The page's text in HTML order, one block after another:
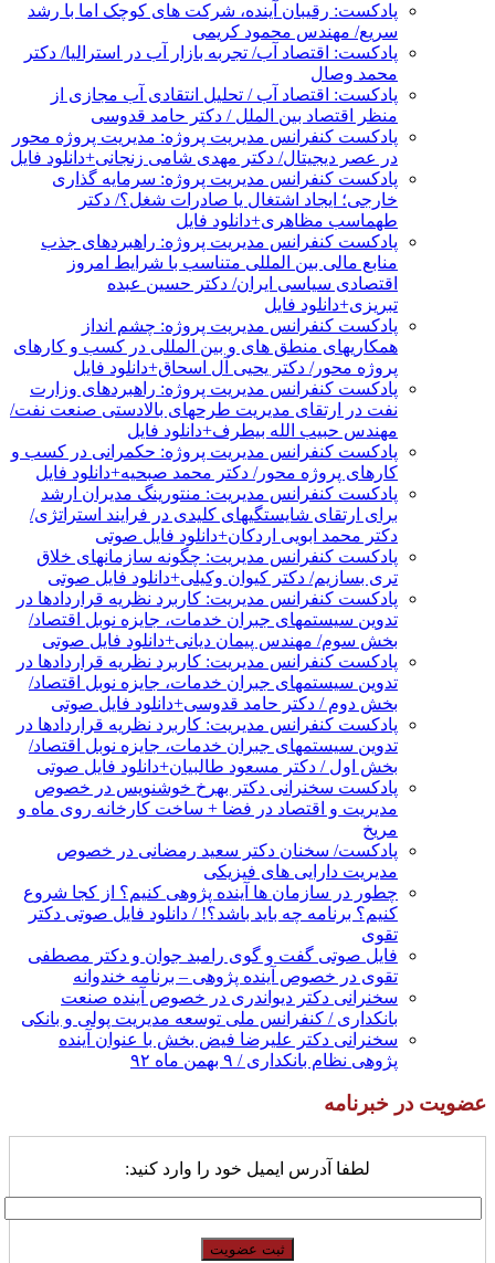
پادکست: رقیبان آینده، شرکت های کوچک اما با رشد
سریع/ مهندس محمود کریمی
پادکست: اقتصاد آب/ تجربه بازار آب در استرالیا/ دکتر
محمد وصال
پادکست: اقتصاد آب / تحلیل انتقادی آب مجازی از
منظر اقتصاد بین الملل / دکتر حامد قدوسی
پادکست کنفرانس مدیریت پروژه: مدیریت پروژه محور
در عصر دیجیتال/ دکتر مهدی شامی زنجانی+دانلود فایل
پادکست کنفرانس مدیریت پروژه: سرمایه گذاری
خارجی؛ ایجاد اشتغال یا صادرات شغل؟/ دکتر
طهماسب مظاهری+دانلود فایل
پادکست کنفرانس مدیریت پروژه: راهبردهای جذب
منابع مالی بین المللی متناسب با شرایط امروز
اقتصادی سیاسی ایران/ دکتر حسین عبده
تبریزی+دانلود فایل
پادکست کنفرانس مدیریت پروژه: چشم انداز
همکاریهای منطق های و بین المللی در کسب و کارهای
پروژه محور/ دکتر یحیی آل اسحاق+دانلود فایل
پادکست کنفرانس مدیریت پروژه: راهبردهای وزارت
نفت در ارتقای مدیریت طرحهای بالادستی صنعت نفت/
مهندس حبیب الله بیطرف+دانلود فایل
پادکست کنفرانس مدیریت پروژه: حکمرانی در کسب و
کارهای پروژه محور/ دکتر محمد صبحیه+دانلود فایل
پادکست کنفرانس مدیریت: منتورینگ مدیران ارشد
برای ارتقای شایستگیهای کلیدی در فرایند استراتژی/
دکتر محمد ابویی اردکان+دانلود فایل صوتی
پادکست کنفرانس مدیریت: چگونه سازمانهای خلاق
تری بسازیم/ دکتر کیوان وکیلی+دانلود فایل صوتی
پادکست کنفرانس مدیریت: کاربرد نظریه قراردادها در
تدوین سیستمهای جبران خدمات، جایزه نوبل اقتصاد/
بخش سوم/ مهندس پیمان دیانی+دانلود فایل صوتی
پادکست کنفرانس مدیریت: کاربرد نظریه قراردادها در
تدوین سیستمهای جبران خدمات، جایزه نوبل اقتصاد/
بخش دوم / دکتر حامد قدوسی+دانلود فایل صوتی
پادکست کنفرانس مدیریت: کاربرد نظریه قراردادها در
تدوین سیستمهای جبران خدمات، جایزه نوبل اقتصاد/
بخش اول / دکتر مسعود طالبیان+دانلود فایل صوتی
پادکست سخنرانی دکتر بهرخ خوشنویس در خصوص
مدیریت و اقتصاد در فضا + ساخت کارخانه روی ماه و
مریخ
پادکست/ سخنان دکتر سعید رمضانی در خصوص
مدیریت دارایی های فیزیکی
چطور در سازمان ها آینده پژوهی کنیم؟ از کجا شروع
کنیم؟ برنامه چه باید باشد؟! / دانلود فایل صوتی دکتر
تقوی
فایل صوتی گفت و گوی رامبد جوان و دکتر مصطفی
تقوی در خصوص آینده پژوهی – برنامه خندوانه
سخنرانی دکتر دیواندری در خصوص آینده صنعت
بانکداری / کنفرانس ملی توسعه مدیریت پولی و بانکی
سخنرانی دکتر علیرضا فیض بخش با عنوان آینده
پژوهی نظام بانکداری / ۹ بهمن ماه ۹۲
عضویت در خبرنامه
لطفا آدرس ایمیل خود را وارد کنید: